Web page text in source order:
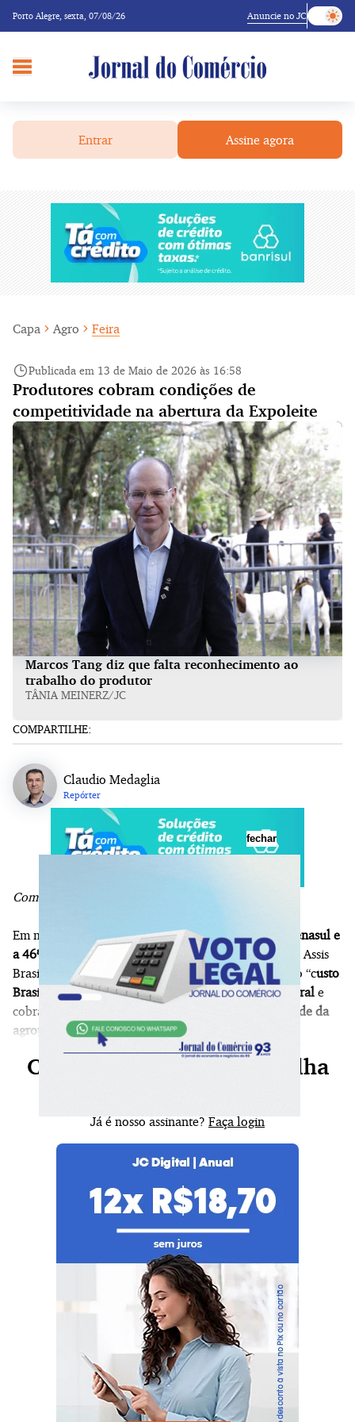
Porto Alegre, sexta, 07/08/26 Anuncie no JC
Entrar Assine agora
Capa Agro Feira
Publicada em 13 de Maio de 2026 às 16:58
Produtores cobram condições de
competitividade na abertura da Expoleite
Marcos Tang diz que falta reconhecimento ao
trabalho do produtor
TÂNIA MEINERZ/JC
COMPARTILHE:
Claudio Medaglia
Repórter
Com Agências
Em meio às tecnologias para o setor leiteiro, a19ª Fenasul e
a 46ª Expoleite, que ocorreno Parque de Exposições Assis
Brasil, também são marcadas por críticas ao chamado “custo
Brasil
”, pedidos de maiorvalorização do produtor rural e
cobranças por medidas que ampliem a
competitividade da
agropecuária.
Continue sua leitura, escolha
Já é nosso assinante? Faça login
fechar